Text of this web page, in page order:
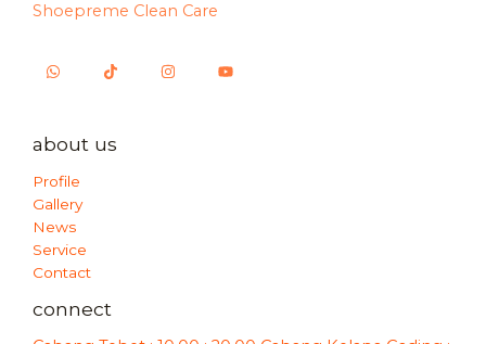
Shoepreme Clean Care
about us
Profile
Gallery
News
Service
Contact
connect